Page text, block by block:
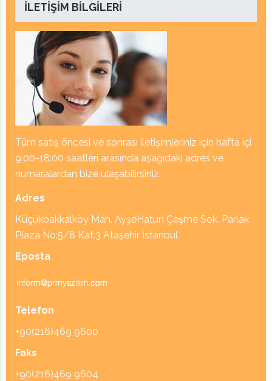
İLETIŞIM BILGILERI
Tüm satış öncesi ve sonrası iletişimleriniz için hafta içi
9:00-18:00 saatleri arasında aşağıdaki adres ve
numaralardan bize ulaşabilirsiniz.
Adres
Küçükbakkalköy Mah. AyşeHatun Çeşme Sok. Parlak
Plaza No:5/8 Kat:3 Ataşehir İstanbul
Eposta
Telefon
+90(216)469 9600
Faks
+90(216)469 9604